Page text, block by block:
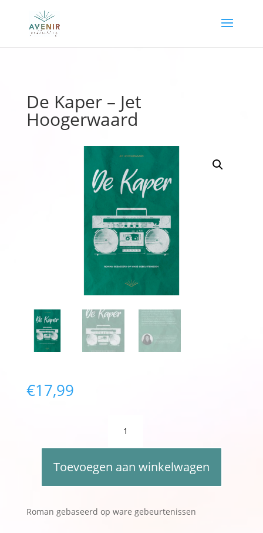
De Kaper – Jet
Hoogerwaard
€17,99
Kaper
-
Hoogerwaard
aantal
Toevoegen aan winkelwagen
Roman gebaseerd op ware gebeurtenissen